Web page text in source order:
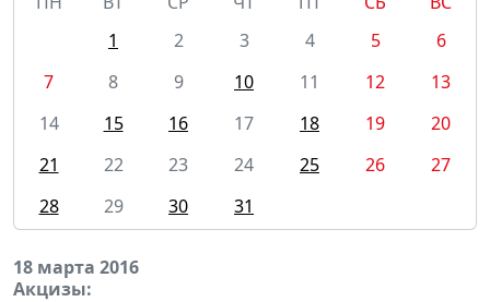
1
2 3 4 5
6
7
8 9 10 11 12
13
14
15 16 17 18 19
20
21
22 23 24 25 26
27
28
29 30 31
18 марта 2016
Акцизы: